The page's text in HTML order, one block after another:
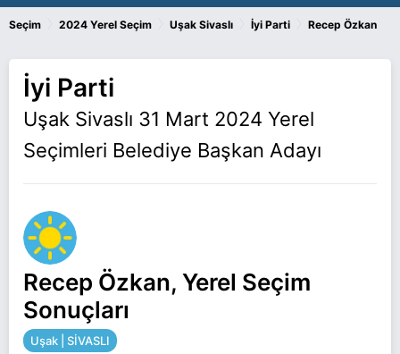
Seçim 2024 Yerel Seçim Uşak Sivaslı İyi Parti Recep Özkan
İyi Parti
Uşak Sivaslı 31 Mart 2024 Yerel
Seçimleri Belediye Başkan Adayı
Recep Özkan, Yerel Seçim
Sonuçları
Uşak | SİVASLI